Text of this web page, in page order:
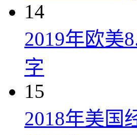
14
2019年欧美
字
15
2018年美国